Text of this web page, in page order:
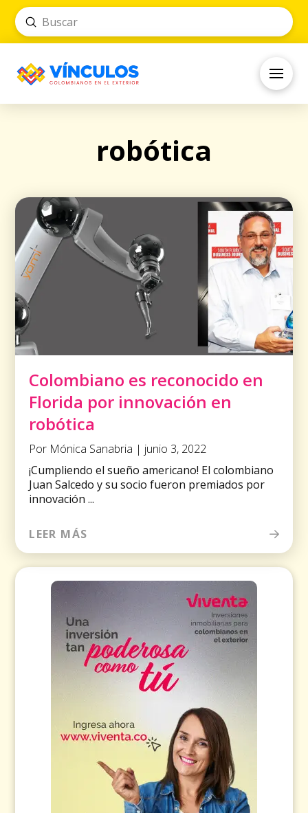
Search
Submit
robótica
Colombiano es reconocido en
Florida por innovación en
robótica
Por Mónica Sanabria | junio 3, 2022
¡Cumpliendo el sueño americano! El colombiano
Juan Salcedo y su socio fueron premiados por
innovación ...
LEER MÁS